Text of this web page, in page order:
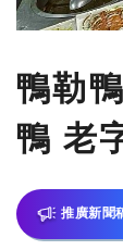
鴨勒
鴨 老
推廣新聞